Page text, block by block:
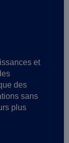
et
des
sans
plus